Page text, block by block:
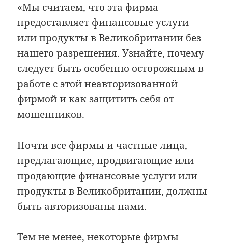
«Мы считаем, что эта фирма
предоставляет финансовые услуги
или продукты в Великобритании без
нашего разрешения. Узнайте, почему
следует быть особенно осторожным в
работе с этой неавторизованной
фирмой и как защитить себя от
мошенников.
Почти все фирмы и частные лица,
предлагающие, продвигающие или
продающие финансовые услуги или
продукты в Великобритании, должны
быть авторизованы нами.
Тем не менее, некоторые фирмы